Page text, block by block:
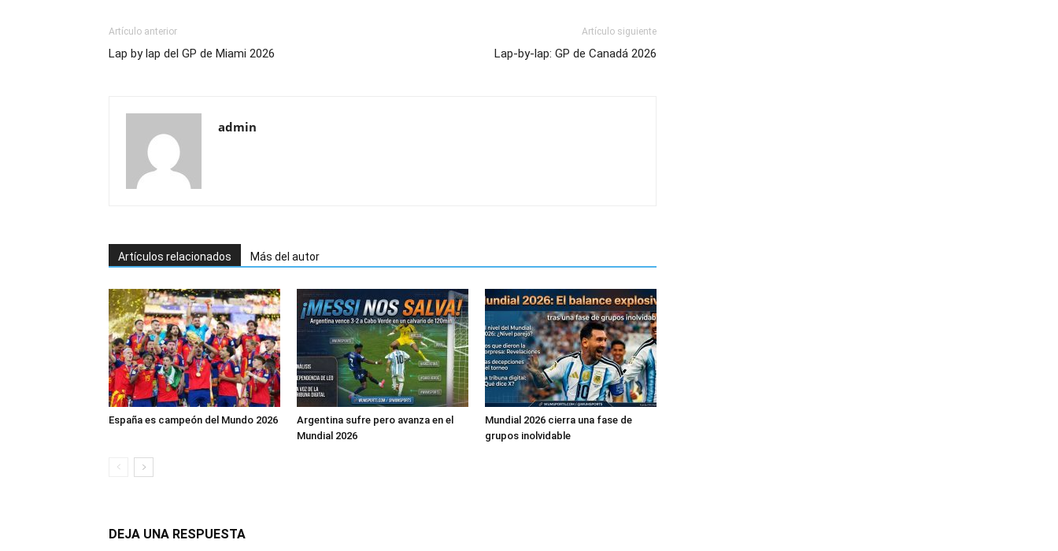
Artículo anterior
Lap by lap del GP de Miami 2026
Artículo siguiente
Lap-by-lap: GP de Canadá 2026
admin
Artículos relacionados Más del autor
España es campeón del Mundo 2026
Argentina sufre pero avanza en el
Mundial 2026
Mundial 2026 cierra una fase de
grupos inolvidable
DEJA UNA RESPUESTA